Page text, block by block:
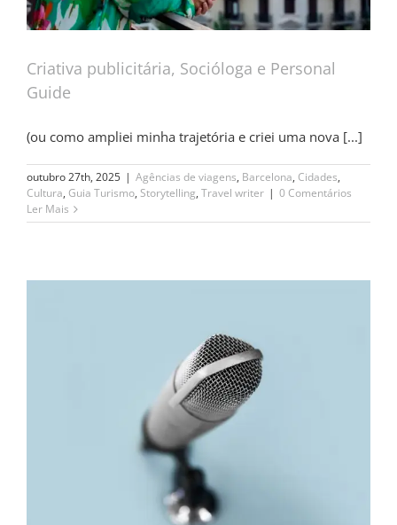
Criativa publicitária, Socióloga e Personal
Guide
(ou como ampliei minha trajetória e criei uma nova [...]
outubro 27th, 2025 | Agências de viagens, Barcelona, Cidades,
Cultura, Guia Turismo, Storytelling, Travel writer | 0 Comentários
Ler Mais